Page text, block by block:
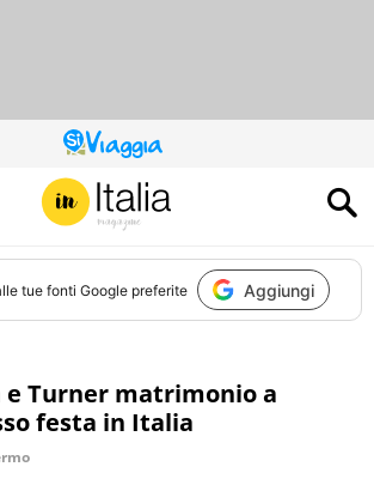
QUESTO
SITO
CONTRIBUISCE
ALL’AUDIENCE
DI
tue fonti Google preferite Aggiungi
e Turner matrimonio a
festa in Italia